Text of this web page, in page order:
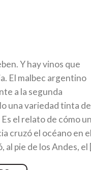
Y hay vinos que
El malbec argentino
a la segunda
una variedad tinta de
el relato de cómo
cruzó el océano en el
al pie de los Andes, el